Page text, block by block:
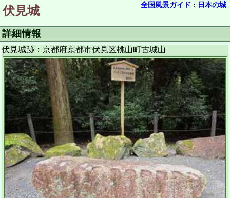
全国風景ガイド : 日本の城
伏見城
詳細情報
伏見城跡：京都府京都市伏見区桃山町古城山